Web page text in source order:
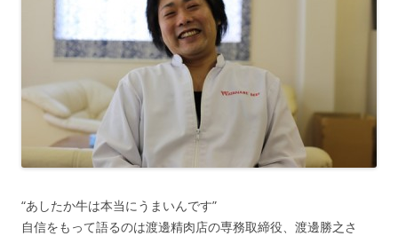
“あしたか牛は本当にうまいんです”
自信をもって語るのは渡邊精肉店の専務取締役、渡邊勝之さ